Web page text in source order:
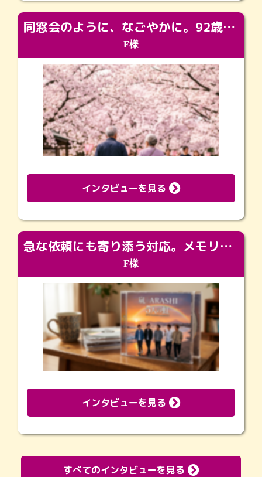
同窓会のように、なごやかに。92歳の旅立ちを彩った、再会と感謝の場
F様
インタビューを見る
急な依頼にも寄り添う対応。メモリアルコーナーで振り返る大切な日々
F様
インタビューを見る
すべてのインタビューを見る